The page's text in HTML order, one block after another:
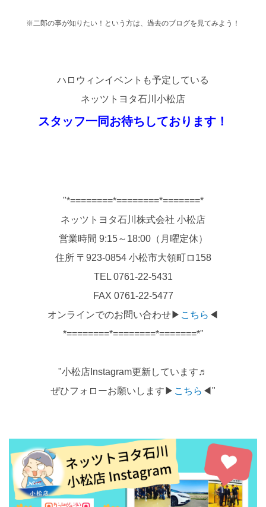
※二郎の事が知りたい！という方は、過去のブログを見てみよう！
ハロウィンイベントも予定している
ネッツトヨタ石川小松店
スタッフ一同お待ちしております！
"*========*========*=======*
ネッツトヨタ石川株式会社 小松店
営業時間 9:15～18:00（月曜定休）
住所 〒923-0854 小松市大領町ロ158
TEL 0761-22-5431
FAX 0761-22-5477
オンラインでのお問い合わせ▶ こちら ◀
*========*========*=======*"
"小松店Instagram更新しています♬
ぜひフォローお願いします▶ こちら ◀"